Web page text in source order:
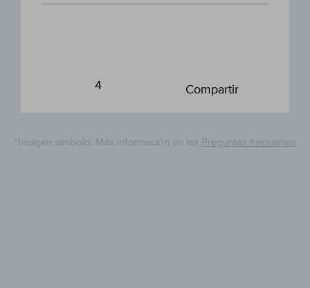
*Imagen símbolo. Más información en las Preguntas frecuentes
4 Compartir